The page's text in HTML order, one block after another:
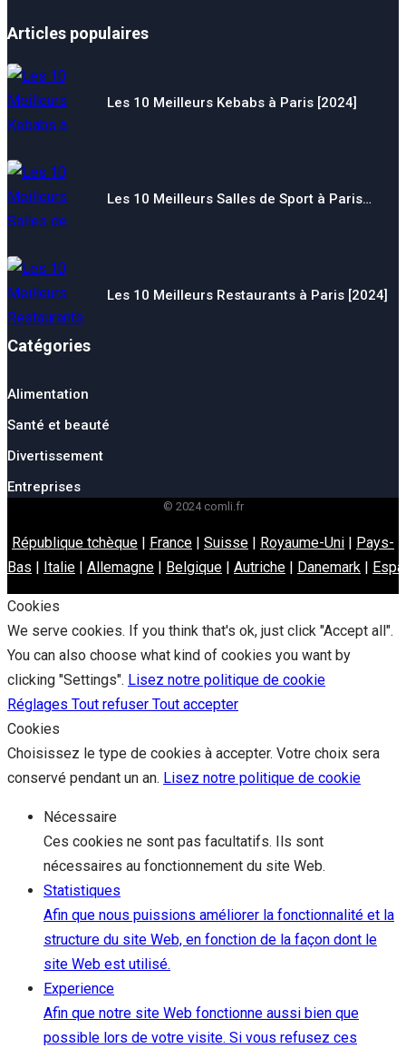
Articles populaires
Les 10 Meilleurs Kebabs à Paris [2024]
Les 10 Meilleurs Salles de Sport à Paris…
Les 10 Meilleurs Restaurants à Paris [2024]
Catégories
Alimentation
Santé et beauté
Divertissement
Entreprises
© 2024 comli.fr
République tchèque | France | Suisse | Royaume-Uni | Pays-
Bas | Italie | Allemagne | Belgique | Autriche | Danemark |
Cookies
We serve cookies. If you think that's ok, just click "Accept all".
You can also choose what kind of cookies you want by
clicking "Settings". Lisez notre politique de cookie
Réglages Tout refuser Tout accepter
Cookies
Choisissez le type de cookies à accepter. Votre choix sera
conservé pendant un an. Lisez notre politique de cookie
Nécessaire
Ces cookies ne sont pas facultatifs. Ils sont
nécessaires au fonctionnement du site Web.
Statistiques
Afin que nous puissions améliorer la fonctionnalité et la
structure du site Web, en fonction de la façon dont le
site Web est utilisé.
Experience
Afin que notre site Web fonctionne aussi bien que
possible lors de votre visite. Si vous refusez ces